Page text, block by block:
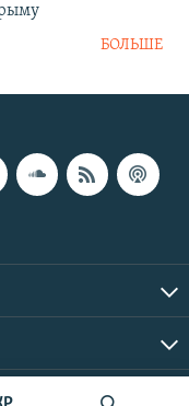
БОЛЬШЕ
| Все права защищены.